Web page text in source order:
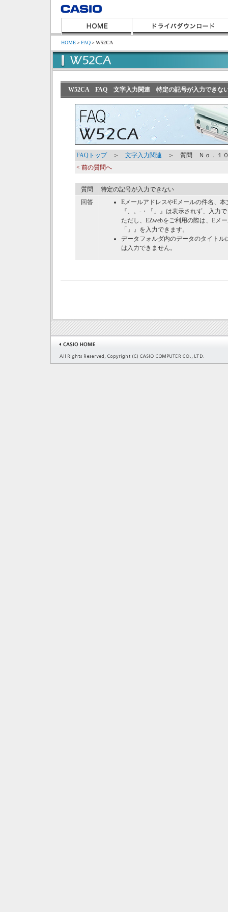
HOME＞FAQ＞W52CA
W52CA FAQ 文字入力関連 特定の記号が入力できな
FAQトップ＞ 文字入力関連 ＞ 質問 Ｎｏ．１
< 前の質問へ
質問
特定の記号が入力できない
回答
EメールアドレスやEメールの件名、
『、。-・「」』は表示されず、入力
ただし、EZwebをご利用の際は、Eメ
「」』を入力できます。
データフォルダ内のデータのタイト
は入力できません。